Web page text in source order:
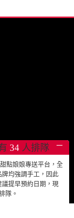
36 人排隊 ─
點娘娘專送平台，全
均強調手工，因此
提早預約日期，現
隊。